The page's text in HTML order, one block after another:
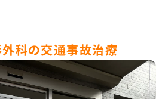
科の交通事故治療